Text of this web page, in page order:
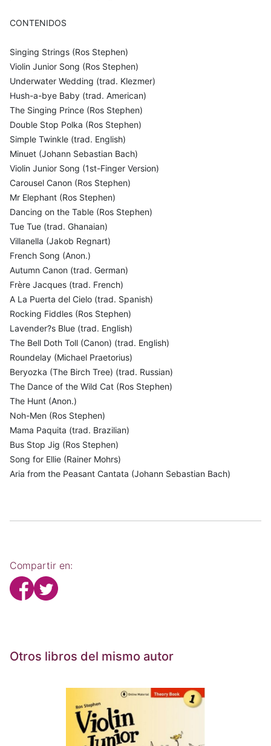
CONTENIDOS
Singing Strings (Ros Stephen)
Violin Junior Song (Ros Stephen)
Underwater Wedding (trad. Klezmer)
Hush-a-bye Baby (trad. American)
The Singing Prince (Ros Stephen)
Double Stop Polka (Ros Stephen)
Simple Twinkle (trad. English)
Minuet (Johann Sebastian Bach)
Violin Junior Song (1st-Finger Version)
Carousel Canon (Ros Stephen)
Mr Elephant (Ros Stephen)
Dancing on the Table (Ros Stephen)
Tue Tue (trad. Ghanaian)
Villanella (Jakob Regnart)
French Song (Anon.)
Autumn Canon (trad. German)
Frère Jacques (trad. French)
A La Puerta del Cielo (trad. Spanish)
Rocking Fiddles (Ros Stephen)
Lavender?s Blue (trad. English)
The Bell Doth Toll (Canon) (trad. English)
Roundelay (Michael Praetorius)
Beryozka (The Birch Tree) (trad. Russian)
The Dance of the Wild Cat (Ros Stephen)
The Hunt (Anon.)
Noh-Men (Ros Stephen)
Mama Paquita (trad. Brazilian)
Bus Stop Jig (Ros Stephen)
Song for Ellie (Rainer Mohrs)
Aria from the Peasant Cantata (Johann Sebastian Bach)
Compartir en:
Otros libros del mismo autor